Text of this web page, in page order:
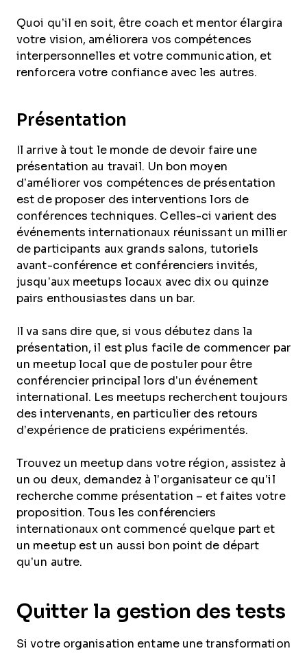
Quoi qu’il en soit, être coach et mentor élargira
votre vision, améliorera vos compétences
interpersonnelles et votre communication, et
renforcera votre confiance avec les autres.
Présentation
Il arrive à tout le monde de devoir faire une
présentation au travail. Un bon moyen
d’améliorer vos compétences de présentation
est de proposer des interventions lors de
conférences techniques. Celles-ci varient des
événements internationaux réunissant un millier
de participants aux grands salons, tutoriels
avant-conférence et conférenciers invités,
jusqu’aux meetups locaux avec dix ou quinze
pairs enthousiastes dans un bar.
Il va sans dire que, si vous débutez dans la
présentation, il est plus facile de commencer par
un meetup local que de postuler pour être
conférencier principal lors d’un événement
international. Les meetups recherchent toujours
des intervenants, en particulier des retours
d’expérience de praticiens expérimentés.
Trouvez un meetup dans votre région, assistez à
un ou deux, demandez à l’organisateur ce qu’il
recherche comme présentation – et faites votre
proposition. Tous les conférenciers
internationaux ont commencé quelque part et
un meetup est un aussi bon point de départ
qu’un autre.
Quitter la gestion des tests
Si votre organisation entame une transformation